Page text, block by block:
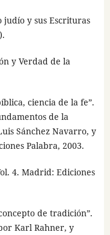
judío y sus Escrituras
y Verdad de la
ciencia de la fe”.
de la
Sánchez Navarro, y
Palabra, 2003.
4. Madrid: Ediciones
de tradición”.
Karl Rahner, y